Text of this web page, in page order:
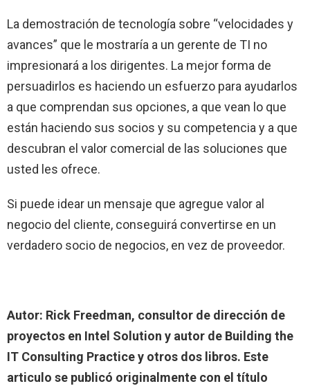
La demostración de tecnología sobre “velocidades y
avances” que le mostraría a un gerente de TI no
impresionará a los dirigentes. La mejor forma de
persuadirlos es haciendo un esfuerzo para ayudarlos
a que comprendan sus opciones, a que vean lo que
están haciendo sus socios y su competencia y a que
descubran el valor comercial de las soluciones que
usted les ofrece.
Si puede idear un mensaje que agregue valor al
negocio del cliente, conseguirá convertirse en un
verdadero socio de negocios, en vez de proveedor.
Autor: Rick Freedman, consultor de dirección de
proyectos en Intel Solution y autor de Building the
IT Consulting Practice y otros dos libros. Este
articulo se publicó originalmente con el título